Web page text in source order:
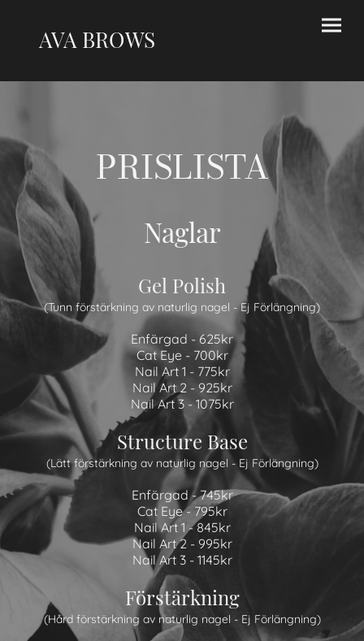
AVA BROWS
PRISLISTA
Naglar
Gel Polish
(Tunn förstärkning av naturlig nagel - Ej Förlängning)
Enfärgad - 625kr
Cat Eye - 700kr
Nail Art 1 - 775kr
Nail Art 2 - 925kr
Nail Art 3 - 1075kr
Structure Base
(Lätt förstärkning av naturlig nagel - Ej Förlängning)
Enfärgad - 745kr
Cat Eye - 795kr
Nail Art 1 - 845kr
Nail Art 2 - 995kr
Nail Art 3 - 1145kr
Förstärkning
(Hård förstärkning av naturlig nagel - Ej Förlängning)